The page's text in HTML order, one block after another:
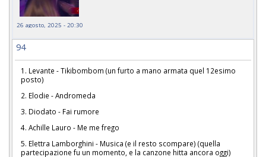
26 agosto, 2025 - 20:30
94
1. Levante - Tikibombom (un furto a mano armata quel 12esimo
posto)
2. Elodie - Andromeda
3. Diodato - Fai rumore
4. Achille Lauro - Me me frego
5. Elettra Lamborghini - Musica (e il resto scompare) (quella
partecipazione fu un momento, e la canzone hitta ancora oggi)